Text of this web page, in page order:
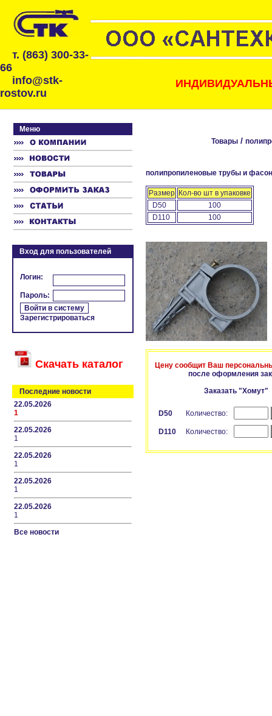
т. (863) 300-33-
66
info@stk-
rostov.ru
Меню
Вход для пользователей
Логин:
Пароль:
Зарегистрироваться
Скачать каталог
Последние новости
22.05.2026
1
22.05.2026
1
22.05.2026
1
22.05.2026
1
22.05.2026
1
Все новости
Товары/
полипропиленовые трубы и
Размер Кол-во шт в упаковке
D50
100
D110
100
Цену сообщит Ваш
после оформления
Заказать
D50 Количество:
D110 Количество: